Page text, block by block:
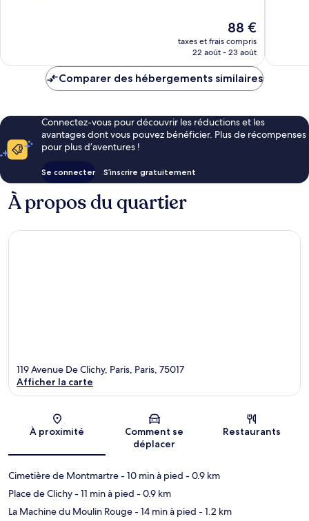
Le
nouveau
prix
de
88 €
taxes et frais compris
22 août - 23 août
Comparer des hébergements similaires
Connectez-vous pour découvrir les réductions et les
avantages dont vous pouvez bénéficier. Plus de récompenses
pour plus d’aventures !
Se connecter S’inscrire gratuitement
À propos du quartier
Carte
119 Avenue De Clichy, Paris, Paris, 75017
Afficher la carte
À proximité
Comment se
déplacer
Restaurants
Cimetière de Montmartre- 10 min à pied - 0.9 km
Place de Clichy- 11 min à pied - 0.9 km
La Machine du Moulin Rouge- 14 min à pied - 1.2 km